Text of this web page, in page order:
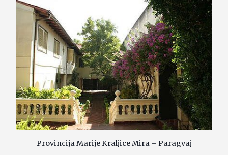
Provincija Marije Kraljice Mira – Paragvaj